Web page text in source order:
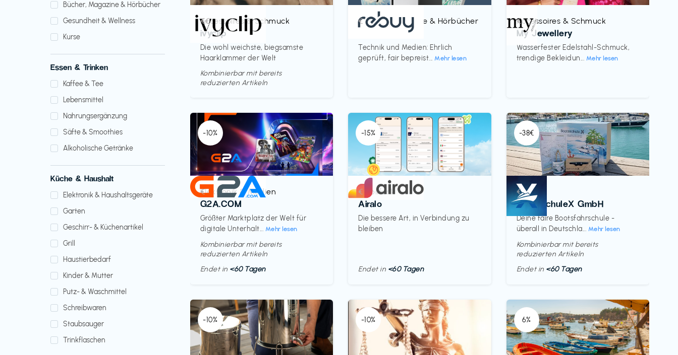
Bücher, Magazine & Hörbücher
Gesundheit & Wellness
Kurse
Essen & Trinken
Kaffee & Tee
Lebensmittel
Nahrungsergänzung
Säfte & Smoothies
Alkoholische Getränke
Küche & Haushalt
Elektronik & Haushaltsgeräte
Garten
Geschirr- & Küchenartikel
Grill
Haustierbedarf
Kinder & Mutter
Putz- & Waschmittel
Schreibwaren
Staubsauger
Trinkflaschen
Accessoires & Schmuck
ivyclip
Die wohl weichste, biegsamste
Haarklammer der Welt
€€‎
Kombinierbar mit bereits
reduzierten Artikeln
Bücher, Magazine & Hörbücher
Technik und Medien: Ehrlich
geprüft, fair bepreist...Mehr lesen
€‎ Accessoires & Schmuck
My Jewellery
Wasserfester Edelstahl-Schmuck,
trendige Bekleidun... Mehr lesen
€‎
-10%
Elektronik & Medien
G2A.COM
Größter Marktplatz der Welt für
digitale Unterhalt... Mehr lesen
€‎
Kombinierbar mit bereits
reduzierten Artikeln
Endet in <60 Tagen
-15%
Mobilfunk
Airalo
Die bessere Art, in Verbindung zu
bleiben
€‎
Endet in <60 Tagen
-38€
Kurse
BootsschuleX GmbH
Deine faire Bootsfahrschule -
überall in Deutschla... Mehr lesen
€‎
Kombinierbar mit bereits
reduzierten Artikeln
Endet in <60 Tagen
-10% -10% 6%